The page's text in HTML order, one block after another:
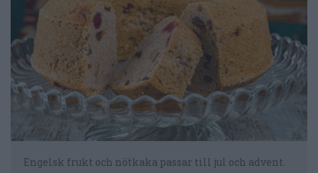
Engelsk frukt och nötkaka passar till jul och advent.